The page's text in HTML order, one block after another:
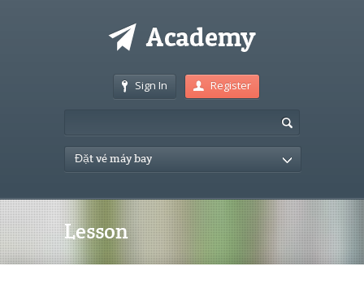
Sign In Register
Đặt vé máy bay
Lesson